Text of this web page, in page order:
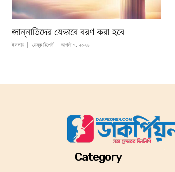
জান্নাতিদের যেভাবে বরণ করা হবে
ইসলাম ডেস্ক রিপোর্ট - আগস্ট ৭, ২০২৬
Category